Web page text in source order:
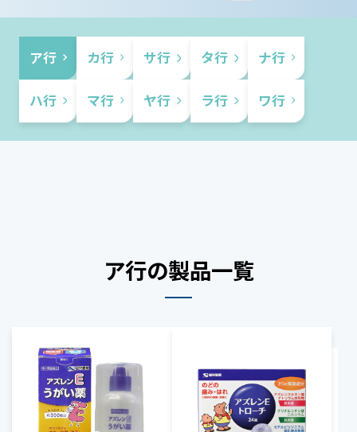
ア行 カ行 サ行 タ行 ナ行
ハ行 マ行 ヤ行 ラ行 ワ行
ア行の製品一覧